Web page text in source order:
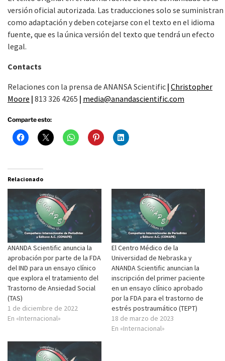
versión oficial autorizada. Las traducciones solo se suministran
como adaptación y deben cotejarse con el texto en el idioma
fuente, que es la única versión del texto que tendrá un efecto
legal.
Contacts
Relaciones con la prensa de ANANSA Scientific | Christopher
Moore | 813 326 4265 | media@anandascientific.com
Comparte esto:
Relacionado
ANANDA Scientific anuncia la
aprobación por parte de la FDA
del IND para un ensayo clínico
que explora el tratamiento del
Trastorno de Ansiedad Social
(TAS)
1 de diciembre de 2022
En «Internacional»
El Centro Médico de la
Universidad de Nebraska y
ANANDA Scientific anuncian la
inscripción del primer paciente
en un ensayo clínico aprobado
por la FDA para el trastorno de
estrés postraumático (TEPT)
18 de marzo de 2023
En «Internacional»